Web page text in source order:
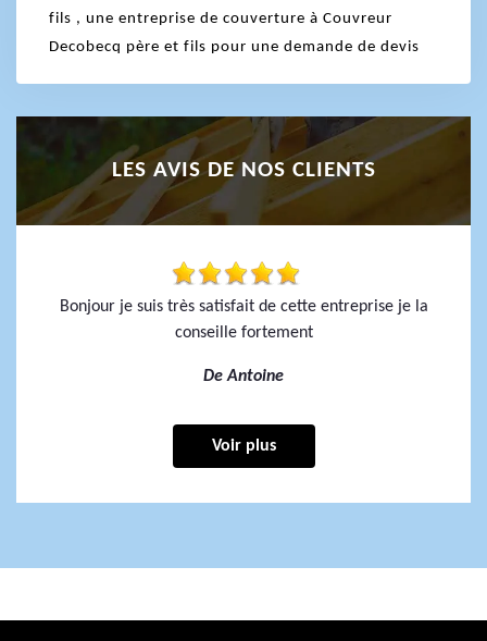
fils , une entreprise de couverture à Couvreur
Decobecq père et fils pour une demande de devis
LES AVIS DE NOS CLIENTS
Bonjour je suis très satisfait de cette entreprise je la
conseille fortement
De Antoine
Voir plus